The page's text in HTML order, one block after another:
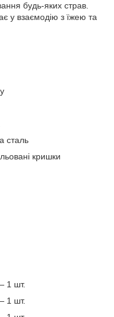
будь-яких страв.
у взаємодію з їжею та
сталь
кришки
1 шт.
1 шт.